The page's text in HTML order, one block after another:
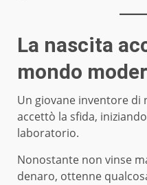
La nascita
mondo
Un giovane inventore di
accettò la sfida,
laboratorio.
Nonostante non vinse
denaro, ottenne